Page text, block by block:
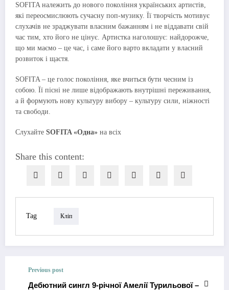
SOFITA належить до нового покоління українських артистів,
які переосмислюють сучасну поп-музику. Її творчість мотивує
слухачів не зраджувати власним бажанням і не віддавати свій
час тим, хто його не цінує. Артистка наголошує: найдорожче,
що ми маємо – це час, і саме його варто вкладати у власний
розвиток і щастя.
SOFITA – це голос покоління, яке вчиться бути чесним із
собою. Її пісні не лише відображають внутрішні переживання,
а й формують нову культуру вибору – культуру сили, ніжності
та свободи.
Слухайте SOFITA «Одна» на всіх
Share this content:
Tag Кліп
Previous post
Дебютний сингл 9-річної Амелії Турильової –